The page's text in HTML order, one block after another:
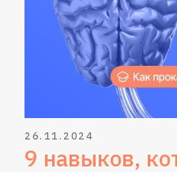
26.11.2024
9 навыков,